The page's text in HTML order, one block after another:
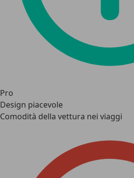
Pro
Design piacevole
Comodità della vettura nei viaggi